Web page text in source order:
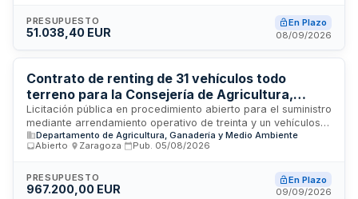
del vehículo, con posibilidad de prórroga de hasta doce
meses adicionales. El plazo máximo de entrega del vehículo
PRESUPUESTO
51.038,40 EUR
En Plazo
08/09/2026
Contrato de renting de 31 vehículos todo
terreno para la Consejería de Agricultura,
Ganadería y Alimentación de Aragón
Licitación pública en procedimiento abierto para el suministro
mediante arrendamiento operativo de treinta y un vehículos
todoterreno destinados a la Consejería de Agricultura,
Ganadería y Alimentación de la Administración de la
provisión de vehículos, su mantenimiento integral, seguros y
gestión de kilometraje, con liquidación individual por excesos
Departamento de Agricultura, Ganadería y Medio Ambiente
Abierto
Zaragoza Pub. 05/08/2026
PRESUPUESTO
967.200,00 EUR
En Plazo
09/09/2026